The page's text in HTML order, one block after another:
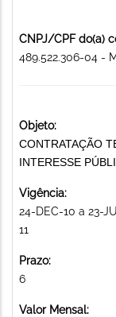
CNPJ/CPF do(a)
489.522.306-04 -
Objeto:
CONTRATAÇÃO
INTERESSE
Vigência:
24-DEC-10 a 23-
11
Prazo:
6
Valor Mensal: